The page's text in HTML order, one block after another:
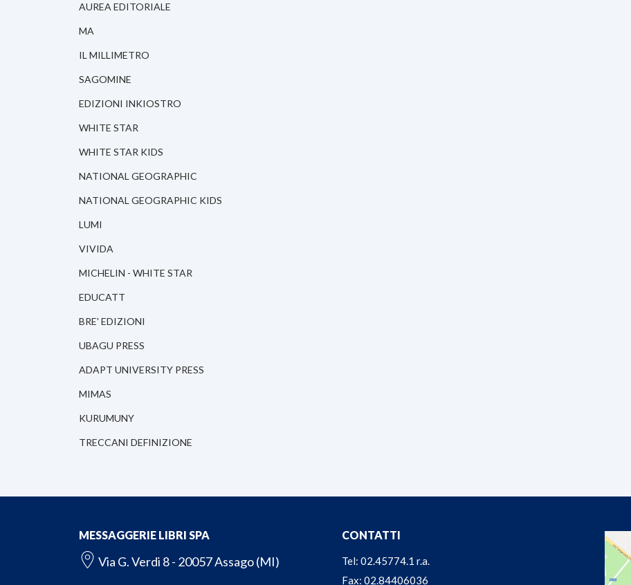
AUREA EDITORIALE
MA
IL MILLIMETRO
SAGOMINE
EDIZIONI INKIOSTRO
WHITE STAR
WHITE STAR KIDS
NATIONAL GEOGRAPHIC
NATIONAL GEOGRAPHIC KIDS
LUMI
VIVIDA
MICHELIN - WHITE STAR
EDUCATT
BRE' EDIZIONI
UBAGU PRESS
ADAPT UNIVERSITY PRESS
MIMAS
KURUMUNY
TRECCANI DEFINIZIONE
MESSAGGERIE LIBRI SPA
Via G. Verdi 8 - 20057 Assago (MI)
CONTATTI
Tel: 02.45774.1 r.a.
Fax: 02.84406036